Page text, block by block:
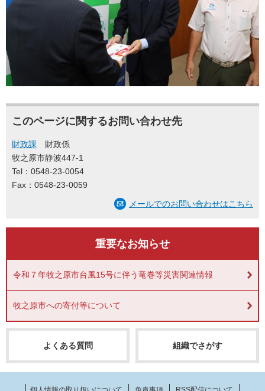
このページに関するお問い合わせ先
財政課
財政係
牧之原市静波447-1
Tel：0548-23-0054
Fax：0548-23-0059
メールでのお問い合わせはこちら
重要なお知らせ
令和７年牧之原市台風15号に伴う竜巻等災害関連情報
牧之原市への寄付等について
よくある質問 組織でさがす